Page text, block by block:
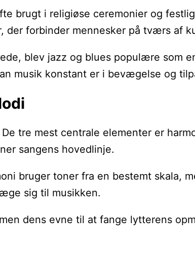
brugt i religiøse ceremonier og
forbinder mennesker på tværs af
blev jazz og blues populære som
musik konstant er i bevægelse og
tre mest centrale elementer er
sangens hovedlinje.
bruger toner fra en bestemt skala,
sig til musikken.
dens evne til at fange lytterens